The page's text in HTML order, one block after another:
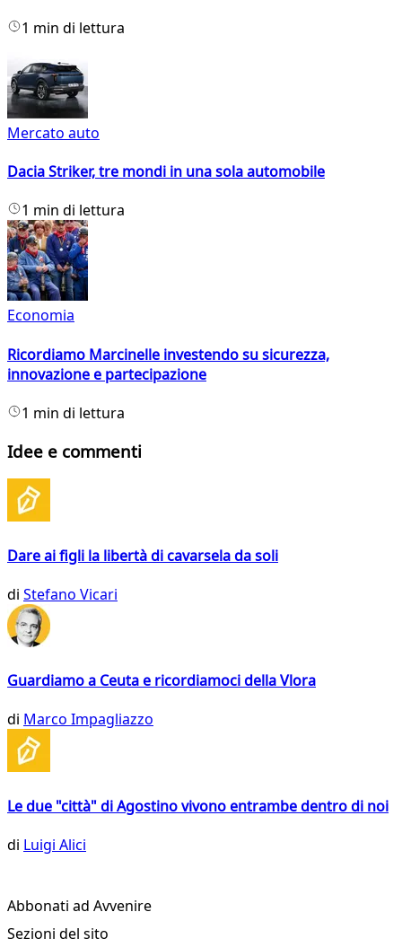
1 min di lettura
Mercato auto
Dacia Striker, tre mondi in una sola automobile
1 min di lettura
Economia
Ricordiamo Marcinelle investendo su sicurezza,
innovazione e partecipazione
1 min di lettura
Idee e commenti
Dare ai figli la libertà di cavarsela da soli
di Stefano Vicari
Guardiamo a Ceuta e ricordiamoci della Vlora
di Marco Impagliazzo
Le due "città" di Agostino vivono entrambe dentro di noi
di Luigi Alici
Abbonati ad Avvenire
Sezioni del sito